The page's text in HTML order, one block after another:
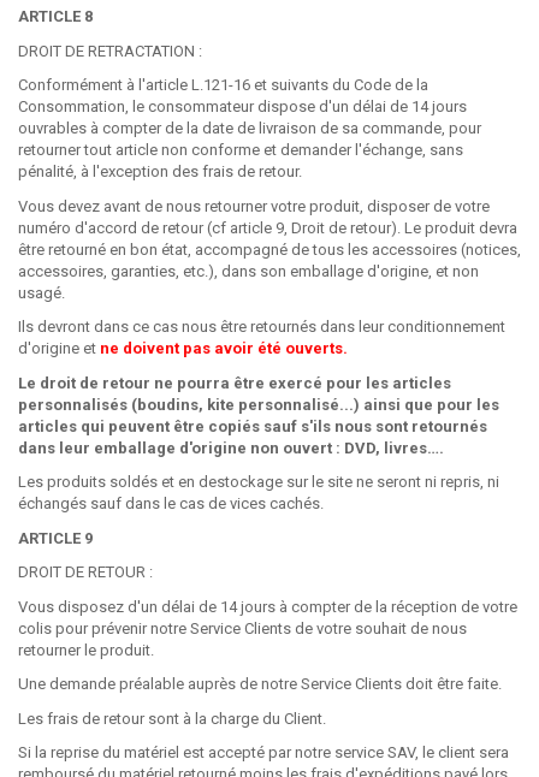
ARTICLE 8
DROIT DE RETRACTATION :
Conformément à l'article L.121-16 et suivants du Code de la
Consommation, le consommateur dispose d'un délai de 14 jours
ouvrables à compter de la date de livraison de sa commande, pour
retourner tout article non conforme et demander l'échange, sans
pénalité, à l'exception des frais de retour.
Vous devez avant de nous retourner votre produit, disposer de votre
numéro d'accord de retour (cf article 9, Droit de retour). Le produit devra
être retourné en bon état, accompagné de tous les accessoires (notices,
accessoires, garanties, etc.), dans son emballage d'origine, et non
usagé.
Ils devront dans ce cas nous être retournés dans leur conditionnement
d'origine et ne doivent pas avoir été ouverts.
Le droit de retour ne pourra être exercé pour les articles
personnalisés (boudins, kite personnalisé...) ainsi que pour les
articles qui peuvent être copiés sauf s'ils nous sont retournés
dans leur emballage d'origine non ouvert : DVD, livres….
Les produits soldés et en destockage sur le site ne seront ni repris, ni
échangés sauf dans le cas de vices cachés.
ARTICLE 9
DROIT DE RETOUR :
Vous disposez d'un délai de 14 jours à compter de la réception de votre
colis pour prévenir notre Service Clients de votre souhait de nous
retourner le produit.
Une demande préalable auprès de notre Service Clients doit être faite.
Les frais de retour sont à la charge du Client.
Si la reprise du matériel est accepté par notre service SAV, le client sera